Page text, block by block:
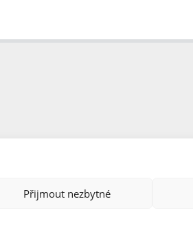
Přijmout nezbytné